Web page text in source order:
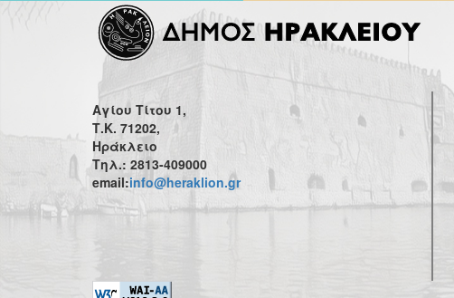
Αγίου Τίτου 1,
Τ.Κ. 71202,
Ηράκλειο
Τηλ.: 2813-409000
email:info@heraklion.gr